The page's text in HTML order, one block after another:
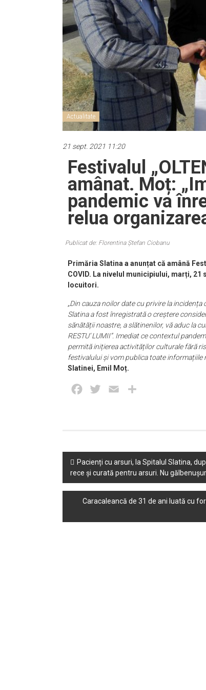
Actualitate
21 sept. 2021 11:20
Festivalul
amânat. Moț:
pandemic va
relua
Publicat de: Florentina Ștefan Ciobanu
Primăria Slatina a anunțat că amână
COVID. La nivelul municipiului, marți,
locuitori.
„Din cauza noilor date cu privire la
Slatina a fost înregistrată o creștere
sănătății noastre, a slătinenilor, vă aduc la
RESTU’ LUMII”. Imediat ce contextul
permită inițierea activităților culturale fără
festivalului și vom publica toate informațiile
Slatinei, Emil Moț.
Facebook
Twitter Email
Post
navigation
Pacienți cu arsuri, la Spitalul Slatina,
rece și curată pentru arsuri. Nu
Caracaleancă de 31 de ani luată cu